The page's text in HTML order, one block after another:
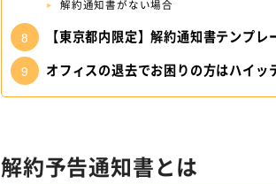
解約通知書がない場合
【東京都内限定】解約通知書テンプ
オフィスの退去でお困りの方はハイッ
解約予告通知書とは